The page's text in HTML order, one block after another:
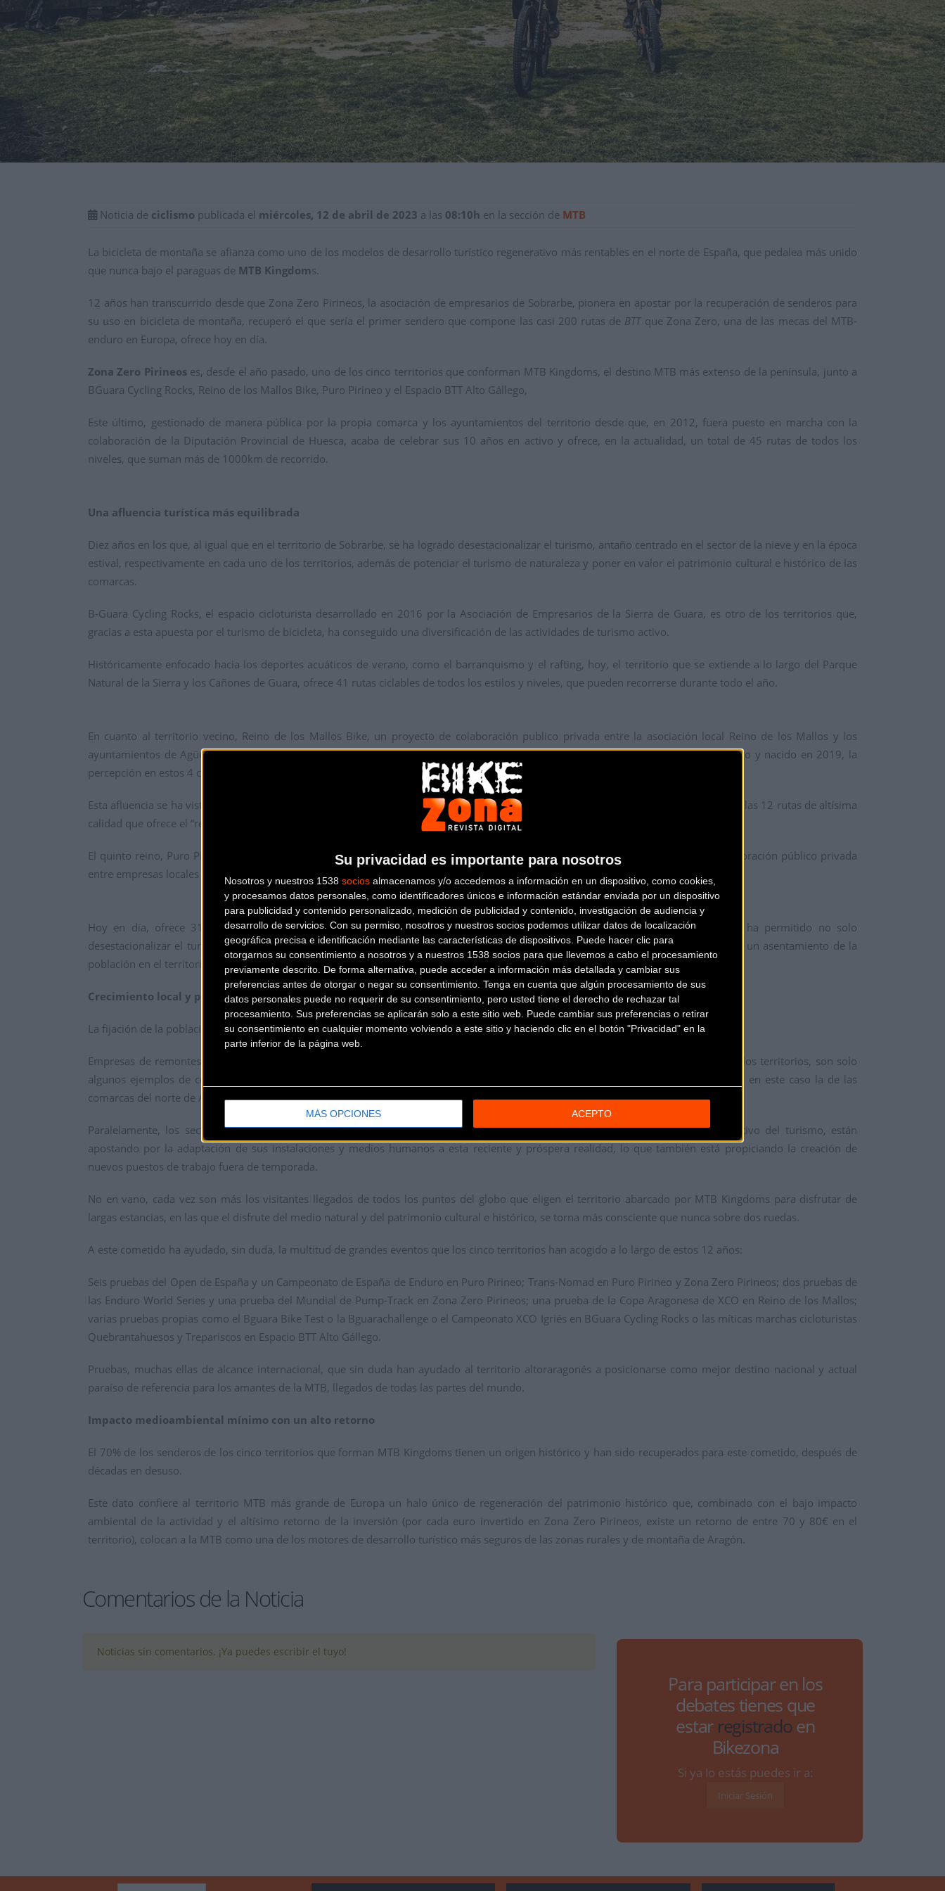
Su privacidad es importante para nosotros
Nosotros y nuestros 1538 socios almacenamos y/o accedemos a información en un dispositivo, como cookies,
y procesamos datos personales, como identificadores únicos e información estándar enviada por un dispositivo
para publicidad y contenido personalizado, medición de publicidad y contenido, investigación de audiencia y
desarrollo de servicios. Con su permiso, nosotros y nuestros socios podemos utilizar datos de localización
geográfica precisa e identificación mediante las características de dispositivos. Puede hacer clic para
otorgarnos su consentimiento a nosotros y a nuestros 1538 socios para que llevemos a cabo el procesamiento
previamente descrito. De forma alternativa, puede acceder a información más detallada y cambiar sus
preferencias antes de otorgar o negar su consentimiento. Tenga en cuenta que algún procesamiento de sus
datos personales puede no requerir de su consentimiento, pero usted tiene el derecho de rechazar tal
procesamiento. Sus preferencias se aplicarán solo a este sitio web. Puede cambiar sus preferencias o retirar
su consentimiento en cualquier momento volviendo a este sitio y haciendo clic en el botón "Privacidad" en la
parte inferior de la página web.
MÁS OPCIONES ACEPTO
Noticia de ciclismo publicada el miércoles, 12 de abril de 2023 a las 08:10h en la sección de MTB
La bicicleta de montaña se afianza como uno de los modelos de desarrollo turístico regenerativo más rentables en el norte de España, que pedalea más unido
que nunca bajo el paraguas de MTB Kingdoms.
12 años han transcurrido desde que Zona Zero Pirineos, la asociación de empresarios de Sobrarbe, pionera en apostar por la recuperación de senderos para
su uso en bicicleta de montaña, recuperó el que sería el primer sendero que compone las casi 200 rutas de BTTque Zona Zero, una de las mecas del MTB-
enduro en Europa, ofrece hoy en día.
Zona Zero Pirineoses, desde el año pasado, uno de los cinco territorios que conforman MTB Kingdoms, el destino MTB más extenso de la península, junto a
BGuara Cycling Rocks, Reino de los Mallos Bike, Puro Pirineo y el Espacio BTT Alto Gállego,
Este último, gestionado de manera pública por la propia comarca y los ayuntamientos del territorio desde que, en 2012, fuera puesto en marcha con la
colaboración de la Diputación Provincial de Huesca, acaba de celebrar sus 10 años en activo y ofrece, en la actualidad, un total de 45 rutas de todos los
niveles, que suman más de 1000km de recorrido.
Una afluencia turística más equilibrada
Diez años en los que, al igual que en el territorio de Sobrarbe, se ha logrado desestacionalizar el turismo, antaño centrado en el sector de la nieve y en la época
estival, respectivamente en cada uno de los territorios, además de potenciar el turismo de naturaleza y poner en valor el patrimonio cultural e histórico de las
comarcas.
B-Guara Cycling Rocks, el espacio cicloturista desarrollado en 2016 por la Asociación de Empresarios de la Sierra de Guara, es otro de los territorios que,
gracias a esta apuesta por el turismo de bicicleta, ha conseguido una diversificación de las actividades de turismo activo.
Históricamente enfocado hacia los deportes acuáticos de verano, como el barranquismo y el rafting, hoy, el territorio que se extiende a lo largo del Parque
Natural de la Sierra y los Cañones de Guara, ofrece 41 rutas ciclables de todos los estilos y niveles, que pueden recorrerse durante todo el año.
En cuanto al territorio vecino, Reino de los Mallos Bike, un proyecto de colaboración publico privada entre la asociación local Reino de los Mallos y los
ayuntamientos de Agüero, Alcalá de Gurrea, Ayerbe, Biscarrués, La Sotonera, Las Peñas de Riglos, Lupiñen y Santa Eulalia de Gállego y nacido en 2019, la
percepción en estos 4 casi cuatro años es de un incremento claro de cicloturistas en el territorio.
Esta afluencia se ha visto aumentada, especialmente, durante el otoño, el invierno y la primavera, las mejores épocas para disfrutar de las 12 rutas de altísima
calidad que ofrece el “reino” más meridional de los que componen MTB Kingdoms.
El quinto reino, Puro Pirineo, el más alpino del quinteto, situado en el Valle de Benasque, nació en 2014 como un proyecto de colaboración público privada
entre empresas locales y los ayuntamientos del valle de Benasque, con ayuda de la Diputación Provincial de Huesca.
Hoy en día, ofrece 31 rutas de todos los estilos de bicicleta de montaña, y su gran acogida en estos 9 años de trayectoria ha permitido no solo
desestacionalizar el turismo, sino el surgimiento de varias empresas en la zona, relacionadas con el sector MTB, que han favorecido un asentamiento de la
población en el territorio.
Crecimiento local y proyección mundial
La fijación de la población es, sin duda, uno de los mayores beneficios de esta apuesta del alto Aragón por la bicicleta de montaña.
Empresas de remontes, guías especializados en MTB o puestos de trabajo en el mantenimiento de los senderos y la promoción de los territorios, son solo
algunos ejemplos de cómo el
por la BTT está consiguiendo que muchos núcleos de población de la llamada España vaciada, en este caso la de las
comarcas del norte de Aragón, vean incrementada su población durante todo el año.
Paralelamente, los sectores hoteleros y de restauración, cada vez más conscientes de los beneficios de este reparto más equitativo del turismo, están
apostando por la adaptación de sus instalaciones y medios humanos a esta reciente y próspera realidad, lo que también está propiciando la creación de
nuevos puestos de trabajo fuera de temporada.
No en vano, cada vez son más los visitantes llegados de todos los puntos del globo que eligen el territorio abarcado por MTB Kingdoms para disfrutar de
largas estancias, en las que el disfrute del medio natural y del patrimonio cultural e histórico, se torna más consciente que nunca sobre dos ruedas.
A este cometido ha ayudado, sin duda, la multitud de grandes eventos que los cinco territorios han acogido a lo largo de estos 12 años:
Seis pruebas del Open de España y un Campeonato de España de Enduro en Puro Pirineo; Trans-Nomad en Puro Pirineo y Zona Zero Pirineos; dos pruebas de
las Enduro World Series y una prueba del Mundial de Pump-Track en Zona Zero Pirineos; una prueba de la Copa Aragonesa de XCO en Reino de los Mallos;
varias pruebas propias como el Bguara Bike Test o la Bguarachallenge o el Campeonato XCO Igriés en BGuara Cycling Rocks o las míticas marchas cicloturistas
Quebrantahuesos y Trepariscos en Espacio BTT Alto Gállego.
Pruebas, muchas ellas de alcance internacional, que sin duda han ayudado al territorio altoraragonés a posicionarse como mejor destino nacional y actual
paraíso de referencia para los amantes de la MTB, llegados de todas las partes del mundo.
Impacto medioambiental mínimo con un alto retorno
El 70% de los senderos de los cinco territorios que forman MTB Kingdoms tienen un origen histórico y han sido recuperados para este cometido, después de
décadas en desuso.
Este dato confiere al territorio MTB más grande de Europa un halo único de regeneración del patrimonio histórico que, combinado con el bajo impacto
ambiental de la actividad y el altísimo retorno de la inversión (por cada euro invertido en Zona Zero Pirineos, existe un retorno de entre 70 y 80€ en el
territorio), colocan a la MTB como una de los motores de desarrollo turístico más seguros de las zonas rurales y de montaña de Aragón.
Comentarios de la Noticia
Noticias sin comentarios. ¡Ya puedes escribir el tuyo!
Para participar en los
debates tienes que
estar registradoen
Bikezona
Si ya lo estás puedes ir a:
Iniciar Sesión